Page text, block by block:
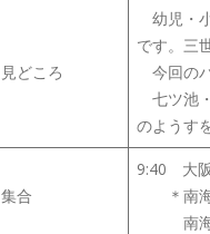
見どころ
幼児・
です。三
今回の
七ツ池
のようす
集合
9:40 大
＊南海
南海ウ